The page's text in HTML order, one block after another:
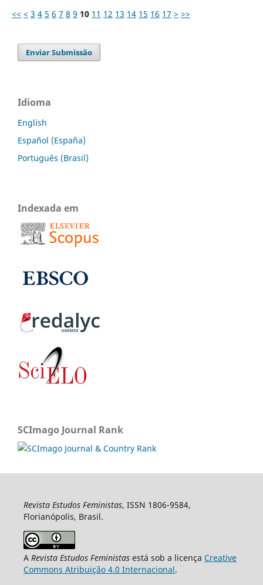
<< < 3 4 5 6 7 8 9 10 11 12 13 14 15 16 17 > >>
Enviar Submissão
Idioma
English
Español (España)
Português (Brasil)
Indexada em
SCImago Journal Rank
Revista Estudos Feministas, ISSN 1806-9584,
Florianópolis, Brasil.
A Revista Estudos Feministasestá sob a licença Creative
Commons Atribuição 4.0 Internacional.